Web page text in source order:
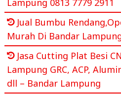
Jual Bumbu
Murah Di Bandar
Jasa Cutting Plat Besi
Lampung GRC, ACP,
dll – Bandar Lampung